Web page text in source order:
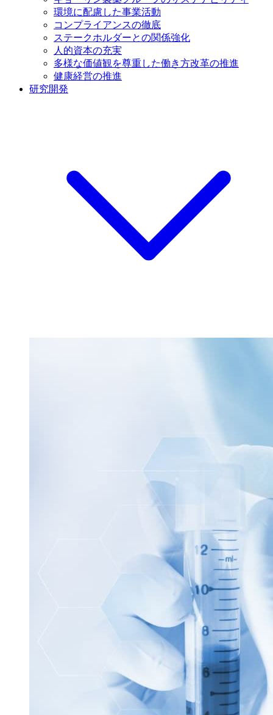
環境に配慮した事業活動
コンプライアンスの徹底
ステークホルダーとの関係強化
人的資本の充実
多様な価値観を尊重した働き方改革の推進
健康経営の推進
研究開発